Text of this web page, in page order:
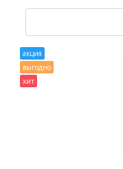
акция
выгодно
хит